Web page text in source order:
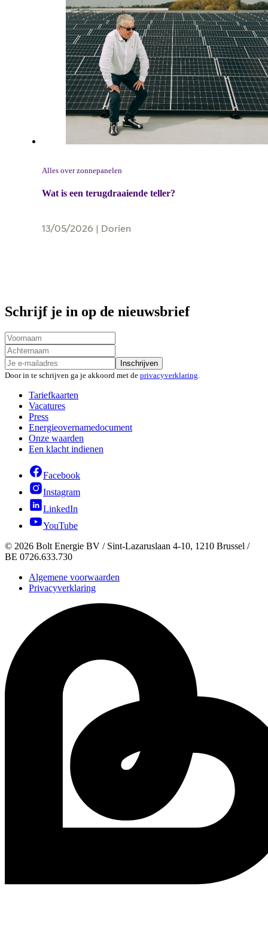
Alles over zonnepanelen
Wat is een terugdraaiende teller?
13/05/2026 | Dorien
Schrijf je in op de nieuwsbrief
Inschrijven
Door in te schrijven ga je akkoord met de privacyverklaring.
Tariefkaarten
Vacatures
Press
Energieovernamedocument
Onze waarden
Een klacht indienen
Facebook
Instagram
LinkedIn
YouTube
© 2026 Bolt Energie BV / Sint-Lazaruslaan 4-10, 1210 Brussel /
BE 0726.633.730
Algemene voorwaarden
Privacyverklaring